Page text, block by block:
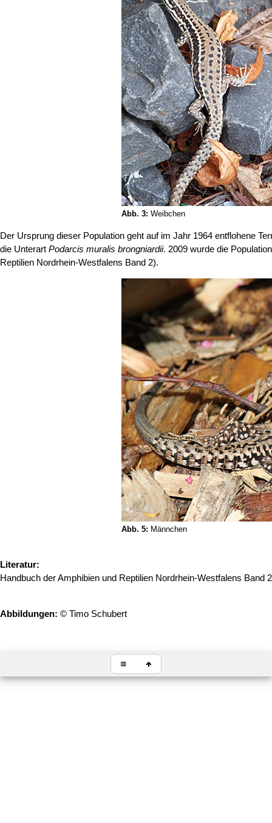
Abb. 3: Weibchen
Der Ursprung dieser Population geht auf im Jahr 1964 entflohene
die Unterart Podarcis muralis brongniardii. 2009 wurde die
Reptilien Nordrhein-Westfalens Band 2).
Abb. 5: Männchen
Literatur:
Handbuch der Amphibien und Reptilien Nordrhein-Westfalens Band
Abbildungen: © Timo Schubert